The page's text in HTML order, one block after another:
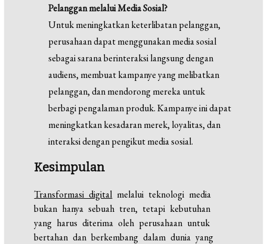
Pelanggan melalui Media Sosial?
Untuk meningkatkan keterlibatan pelanggan,
perusahaan dapat menggunakan media sosial
sebagai sarana berinteraksi langsung dengan
audiens, membuat kampanye yang melibatkan
pelanggan, dan mendorong mereka untuk
berbagi pengalaman produk. Kampanye ini dapat
meningkatkan kesadaran merek, loyalitas, dan
interaksi dengan pengikut media sosial.
Kesimpulan
Transformasi digital melalui teknologi media
bukan hanya sebuah tren, tetapi kebutuhan
yang harus diterima oleh perusahaan untuk
bertahan dan berkembang dalam dunia yang